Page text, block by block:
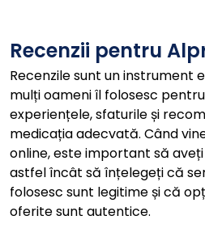
Recenzii pentru
Recenzile sunt un instrument
mulți oameni îl folosesc
experiențele, sfaturile și
medicația adecvată. Când
online, este important să
astfel încât să înțelegeți că
folosesc sunt legitime și că
oferite sunt autentice.